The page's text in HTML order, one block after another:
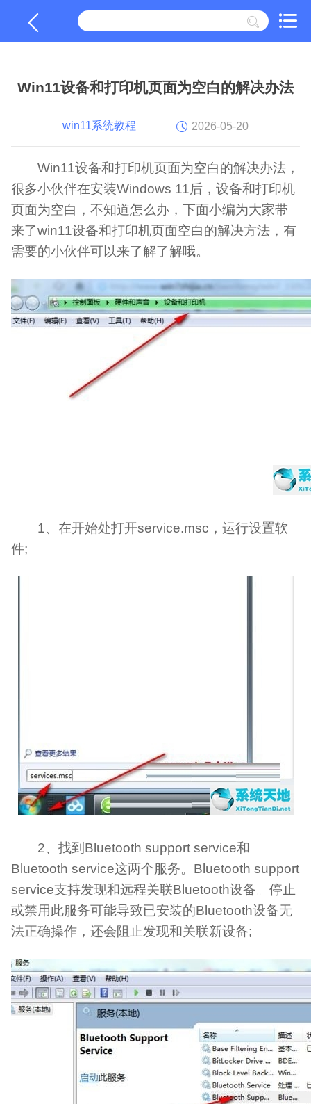
Win11设备和打印机页面为空白的解决办法
win11系统教程 2026-05-20
Win11设备和打印机页面为空白的解决办法，
很多小伙伴在安装Windows 11后，设备和打印机
页面为空白，不知道怎么办，下面小编为大家带
来了win11设备和打印机页面空白的解决方法，有
需要的小伙伴可以来了解了解哦。
1、在开始处打开service.msc，运行设置软
件;
2、找到Bluetooth support service和
Bluetooth service这两个服务。Bluetooth support
service支持发现和远程关联Bluetooth设备。停止
或禁用此服务可能导致已安装的Bluetooth设备无
法正确操作，还会阻止发现和关联新设备;